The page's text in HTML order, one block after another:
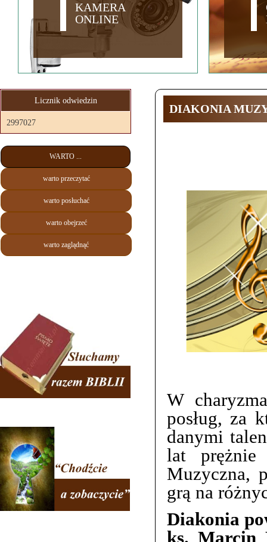
KAMERA
ONLINE
Licznik odwiedzin
2997027
WARTO ...
warto przeczytać
warto posłuchać
warto obejrzeć
warto zaglądnąć
DIAKONIA
W
posług, za
danymi
lat
Muzyczna,
grą na
Diakonia
ks. Marcin